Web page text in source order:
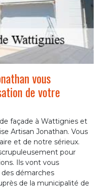
vous
de votre
façade à Wattignies et
Artisan Jonathan. Vous
et de notre sérieux.
pour
Ils vont vous
démarches
de la municipalité de